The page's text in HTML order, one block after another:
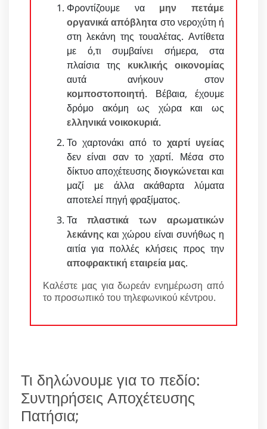
Φροντίζουμε να μην πετάμε
οργανικά απόβλητα στο νεροχύτη ή
στη λεκάνη της τουαλέτας. Αντίθετα
με ό,τι συμβαίνει σήμερα, στα
πλαίσια της κυκλικής οικονομίας
αυτά ανήκουν στον
κομποστοποιητή. Βέβαια, έχουμε
δρόμο ακόμη ως χώρα και ως
ελληνικά νοικοκυριά.
Το χαρτονάκι από το χαρτί υγείας
δεν είναι σαν το χαρτί. Μέσα στο
δίκτυο αποχέτευσης διογκώνεται και
μαζί με άλλα ακάθαρτα λύματα
αποτελεί πηγή φραξίματος.
Τα πλαστικά των αρωματικών
λεκάνης και χώρου είναι συνήθως η
αιτία για πολλές κλήσεις προς την
αποφρακτική εταιρεία μας.
Καλέστε μας για δωρεάν ενημέρωση από
το προσωπικό του τηλεφωνικού κέντρου.
Τι δηλώνουμε για το πεδίο:
Συντηρήσεις Αποχέτευσης
Πατήσια;